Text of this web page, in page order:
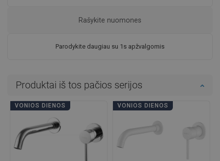
Parodykite daugiau su 1s apžvalgomis
Rašykite nuomones
Produktai iš tos pačios serijos
VONIOS DIENOS VONIOS DIENOS